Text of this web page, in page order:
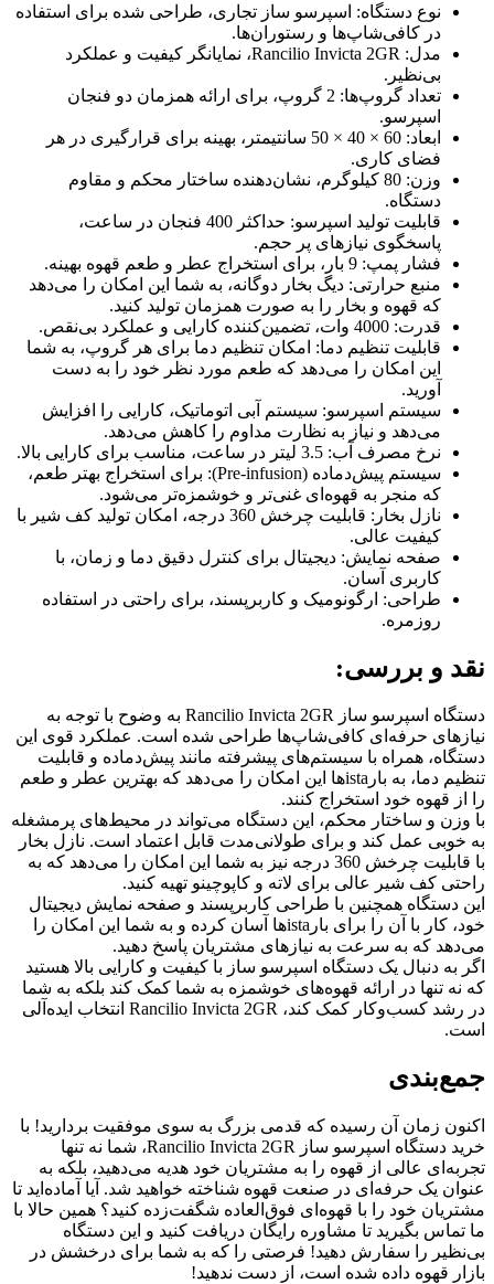
نوع دستگاه: اسپرسو ساز تجاری، طراحی شده برای استفاده
در کافی‌شاپ‌ها و رستوران‌ها.
مدل: Rancilio Invicta 2GR، نمایانگر کیفیت و عملکرد
بی‌نظیر.
تعداد گروپ‌ها: 2 گروپ، برای ارائه همزمان دو فنجان
اسپرسو.
ابعاد: 60 × 40 × 50 سانتیمتر، بهینه برای قرارگیری در هر
فضای کاری.
وزن: 80 کیلوگرم، نشان‌دهنده ساختار محکم و مقاوم
دستگاه.
قابلیت تولید اسپرسو: حداکثر 400 فنجان در ساعت،
پاسخگوی نیازهای پر حجم.
فشار پمپ: 9 بار، برای استخراج عطر و طعم قهوه بهینه.
منبع حرارتی: دیگ بخار دوگانه، به شما این امکان را می‌دهد
که قهوه و بخار را به صورت همزمان تولید کنید.
قدرت: 4000 وات، تضمین‌کننده کارایی و عملکرد بی‌نقص.
قابلیت تنظیم دما: امکان تنظیم دما برای هر گروپ، به شما
این امکان را می‌دهد که طعم مورد نظر خود را به دست
آورید.
سیستم اسپرسو: سیستم آبی اتوماتیک، کارایی را افزایش
می‌دهد و نیاز به نظارت مداوم را کاهش می‌دهد.
نرخ مصرف آب: 3.5 لیتر در ساعت، مناسب برای کارایی بالا.
سیستم پیش‌دماده (Pre-infusion): برای استخراج بهتر طعم،
که منجر به قهوه‌ای غنی‌تر و خوشمزه‌تر می‌شود.
نازل بخار: قابلیت چرخش 360 درجه، امکان تولید کف شیر با
کیفیت عالی.
صفحه نمایش: دیجیتال برای کنترل دقیق دما و زمان، با
کاربری آسان.
طراحی: ارگونومیک و کاربرپسند، برای راحتی در استفاده
روزمره.
نقد و بررسی:
دستگاه اسپرسو ساز Rancilio Invicta 2GR به وضوح با توجه به
نیازهای حرفه‌ای کافی‌شاپ‌ها طراحی شده است. عملکرد قوی این
دستگاه، همراه با سیستم‌های پیشرفته مانند پیش‌دماده و قابلیت
تنظیم دما، به بارistaها این امکان را می‌دهد که بهترین عطر و طعم
را از قهوه خود استخراج کنند.
با وزن و ساختار محکم، این دستگاه می‌تواند در محیط‌های پرمشغله
به خوبی عمل کند و برای طولانی‌مدت قابل اعتماد است. نازل بخار
با قابلیت چرخش 360 درجه نیز به شما این امکان را می‌دهد که به
راحتی کف شیر عالی برای لاته و کاپوچینو تهیه کنید.
این دستگاه همچنین با طراحی کاربرپسند و صفحه نمایش دیجیتال
خود، کار با آن را برای بارistaها آسان کرده و به شما این امکان را
می‌دهد که به سرعت به نیازهای مشتریان پاسخ دهید.
اگر به دنبال یک دستگاه اسپرسو ساز با کیفیت و کارایی بالا هستید
که نه تنها در ارائه قهوه‌های خوشمزه به شما کمک کند بلکه به شما
در رشد کسب‌وکار کمک کند، Rancilio Invicta 2GR انتخاب ایده‌آلی
است.
جمع‌بندی
اکنون زمان آن رسیده که قدمی بزرگ به سوی موفقیت بردارید! با
خرید دستگاه اسپرسو ساز Rancilio Invicta 2GR، شما نه تنها
تجربه‌ای عالی از قهوه را به مشتریان خود هدیه می‌دهید، بلکه به
عنوان یک حرفه‌ای در صنعت قهوه شناخته خواهید شد. آیا آماده‌اید تا
مشتریان خود را با قهوه‌ای فوق‌العاده شگفت‌زده کنید؟ همین حالا با
ما تماس بگیرید تا مشاوره رایگان دریافت کنید و این دستگاه
بی‌نظیر را سفارش دهید! فرصتی را که به شما برای درخشش در
بازار قهوه داده شده است، از دست ندهید!